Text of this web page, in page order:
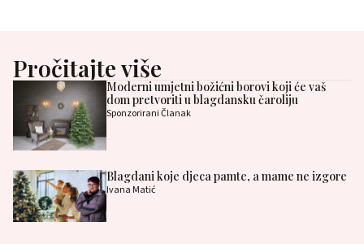
Pročitajte više
Moderni umjetni božićni borovi koji će vaš
dom pretvoriti u blagdansku čaroliju
Sponzorirani Članak
Blagdani koje djeca pamte, a mame ne izgore
Ivana Matić